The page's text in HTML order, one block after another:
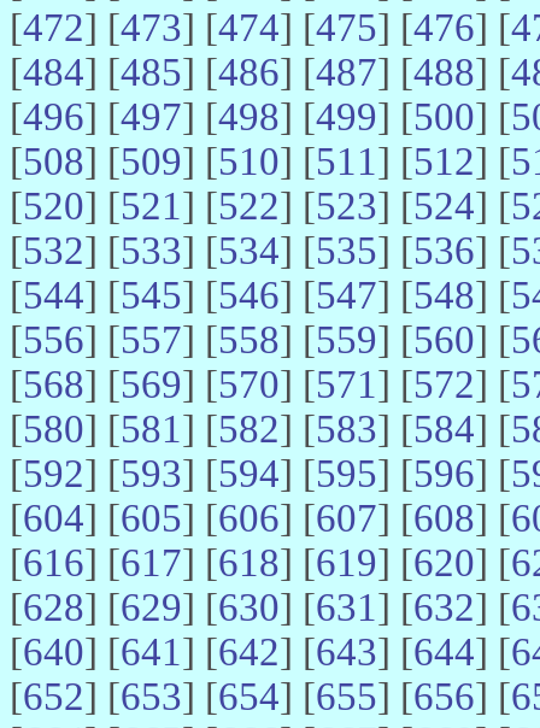
[472] [473] [474] [475] [476] [
[484] [485] [486] [487] [488] [
[496] [497] [498] [499] [500] [
[508] [509] [510] [511] [512] [
[520] [521] [522] [523] [524] [
[532] [533] [534] [535] [536] [
[544] [545] [546] [547] [548] [
[556] [557] [558] [559] [560] [
[568] [569] [570] [571] [572] [
[580] [581] [582] [583] [584] [
[592] [593] [594] [595] [596] [
[604] [605] [606] [607] [608] [
[616] [617] [618] [619] [620] [
[628] [629] [630] [631] [632] [
[640] [641] [642] [643] [644] [
[652] [653] [654] [655] [656] [